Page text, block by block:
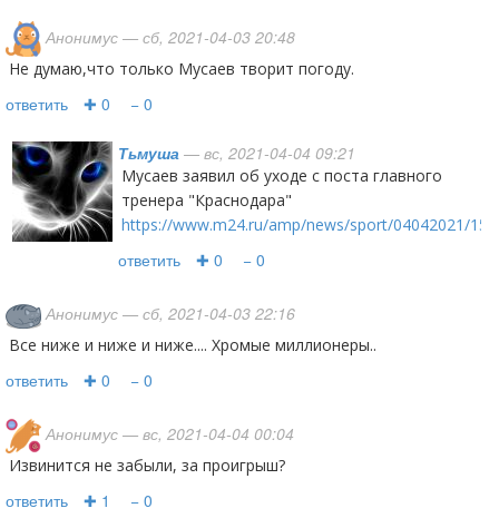
Анонимус — сб, 2021-04-03 20:48
Не думаю,что только Мусаев творит погоду.
ответить ✚ 0 − 0
Тьмуша — вс, 2021-04-04 09:21
Мусаев заявил об уходе с поста главного
тренера "Краснодара"
https://www.m24.ru/amp/news/sport/04042021/
ответить ✚ 0 − 0
Анонимус — сб, 2021-04-03 22:16
Все ниже и ниже и ниже.... Хромые миллионеры..
ответить ✚ 0 − 0
Анонимус — вс, 2021-04-04 00:04
Извинится не забыли, за проигрыш?
ответить ✚ 1 − 0